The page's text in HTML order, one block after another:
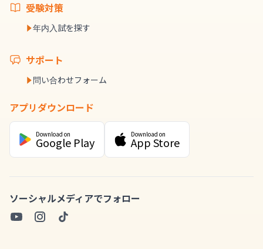
受験対策
年内入試を探す
サポート
問い合わせフォーム
アプリダウンロード
Download on
Google Play
Download on
App Store
ソーシャルメディアでフォロー